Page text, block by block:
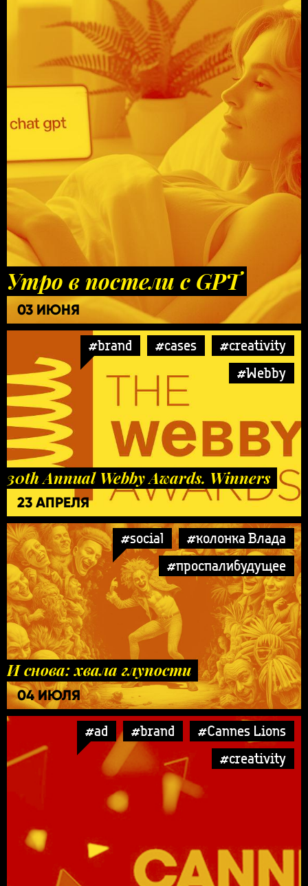
Утро в постели с GPT
03 ИЮНЯ
#brand #cases
#creativity
#Webby
30th Annual Webby Awards. Winners
23 АПРЕЛЯ
#social
#колонка Влада
#проспалибудущее
И снова: хвала глупости
04 ИЮЛЯ
#ad #brand
#Cannes Lions
#creativity